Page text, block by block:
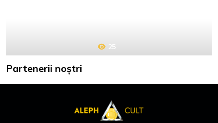
25
Partenerii noștri